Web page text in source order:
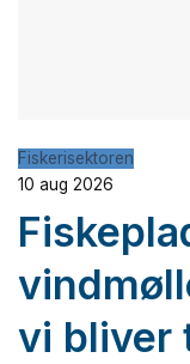
Fiskerisektoren
10 aug 2026
vi bliver